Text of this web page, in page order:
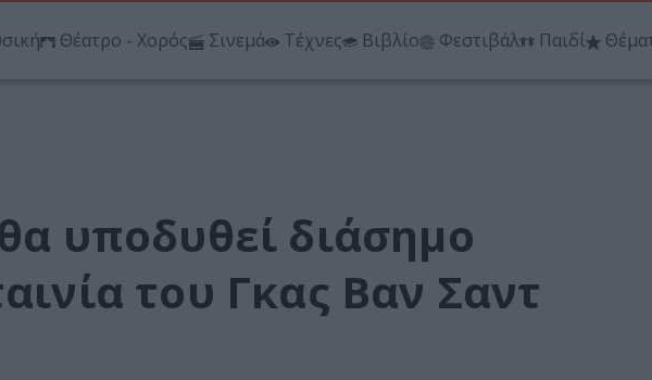
Θέατρο - Χορός Σινεμά Τέχνες Βιβλίο Φεστιβάλ Παιδί
υποδυθεί διάσημο
του Γκας Βαν Σαντ